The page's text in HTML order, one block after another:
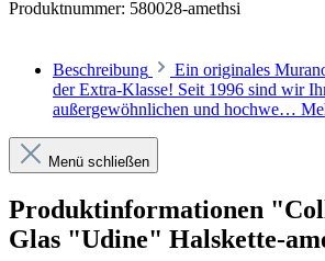
Produktnummer: 580028-amethsi
Beschreibung
Ein originales
der Extra-Klasse! Seit 1996 sind wir
außergewöhnlichen und hochwe…
Menü schließen
Produktinformationen
Glas "Udine" Halskette-